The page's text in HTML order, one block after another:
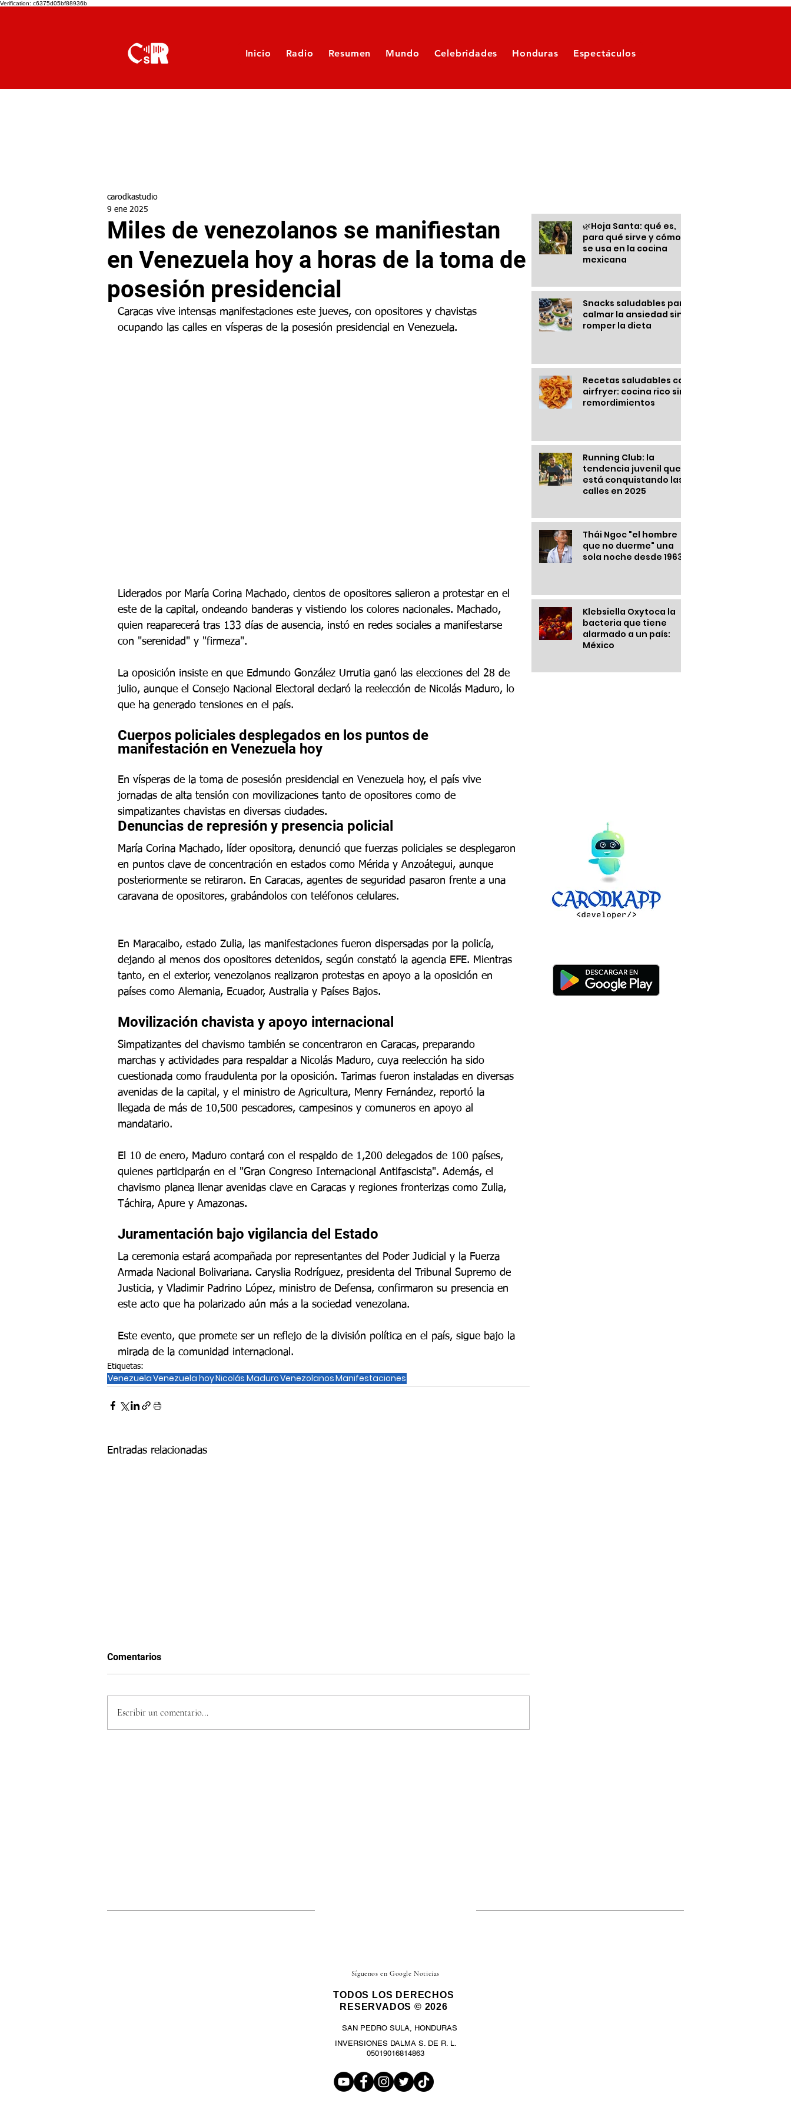
Verification: c6375d05bf88936b
Inicio Radio Resumen Mundo Celebridades Honduras Espectáculos
Miles de venezolanos se manifiestan
en Venezuela hoy a horas de la toma de
posesión presidencial
carodkastudio
9 ene 2025
Caracas vive intensas manifestaciones este jueves, con opositores y chavistas
ocupando las calles en vísperas de la posesión presidencial en Venezuela.
Liderados por María Corina Machado, cientos de opositores salieron a protestar en el
este de la capital, ondeando banderas y vistiendo los colores nacionales. Machado,
quien reaparecerá tras 133 días de ausencia, instó en redes sociales a manifestarse
con "serenidad" y "firmeza".
La oposición insiste en que Edmundo González Urrutia ganó las elecciones del 28 de
julio, aunque el Consejo Nacional Electoral declaró la reelección de Nicolás Maduro, lo
que ha generado tensiones en el país.
Cuerpos policiales desplegados en los puntos de
manifestación en Venezuela hoy
En vísperas de la toma de posesión presidencial en Venezuela hoy, el país vive
jornadas de alta tensión con movilizaciones tanto de opositores como de
simpatizantes chavistas en diversas ciudades.
Denuncias de represión y presencia policial
María Corina Machado, líder opositora, denunció que fuerzas policiales se desplegaron
en puntos clave de concentración en estados como Mérida y Anzoátegui, aunque
posteriormente se retiraron. En Caracas, agentes de seguridad pasaron frente a una
caravana de opositores, grabándolos con teléfonos celulares.
En Maracaibo, estado Zulia, las manifestaciones fueron dispersadas por la policía,
dejando al menos dos opositores detenidos, según constató la agencia EFE. Mientras
tanto, en el exterior, venezolanos realizaron protestas en apoyo a la oposición en
países como Alemania, Ecuador, Australia y Países Bajos.
Movilización chavista y apoyo internacional
Simpatizantes del chavismo también se concentraron en Caracas, preparando
marchas y actividades para respaldar a Nicolás Maduro, cuya reelección ha sido
cuestionada como fraudulenta por la oposición. Tarimas fueron instaladas en diversas
avenidas de la capital, y el ministro de Agricultura, Menry Fernández, reportó la
llegada de más de 10,500 pescadores, campesinos y comuneros en apoyo al
mandatario.
El 10 de enero, Maduro contará con el respaldo de 1,200 delegados de 100 países,
quienes participarán en el "Gran Congreso Internacional Antifascista". Además, el
chavismo planea llenar avenidas clave en Caracas y regiones fronterizas como Zulia,
Táchira, Apure y Amazonas.
Juramentación bajo vigilancia del Estado
La ceremonia estará acompañada por representantes del Poder Judicial y la Fuerza
Armada Nacional Bolivariana. Caryslia Rodríguez, presidenta del Tribunal Supremo de
Justicia, y Vladimir Padrino López, ministro de Defensa, confirmaron su presencia en
este acto que ha polarizado aún más a la sociedad venezolana.
Este evento, que promete ser un reflejo de la división política en el país, sigue bajo la
mirada de la comunidad internacional.
Etiquetas:
VenezuelaVenezuela hoyNicolás MaduroVenezolanosManifestaciones
Entradas relacionadas
Comentarios
Escribir un comentario...
🌿Hoja Santa: qué es,
para qué sirve y cómo
se usa en la cocina
mexicana
Snacks saludables para
calmar la ansiedad sin
romper la dieta
Recetas saludables con
airfryer: cocina rico sin
remordimientos
Running Club: la
tendencia juvenil que
está conquistando las
calles en 2025
Thái Ngoc "el hombre
que no duerme" una
sola noche desde 1963
Klebsiella Oxytoca la
bacteria que tiene
alarmado a un país:
México
Síguenos en Google Noticias
TODOS LOS DERECHOS
RESERVADOS © 2026
SAN PEDRO SULA, HONDURAS
INVERSIONES DALMA S. DE R. L.
05019016814863